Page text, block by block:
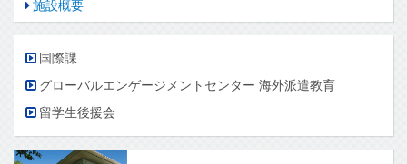
施設概要
国際課
グローバルエンゲージメントセンター 海外派遣教育
留学生後援会